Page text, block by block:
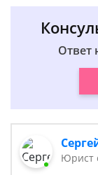
Ответ
Юрист